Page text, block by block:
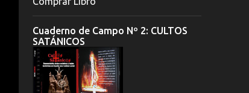
Cuaderno de Campo Nº 2: CULTOS
SATÁNICOS